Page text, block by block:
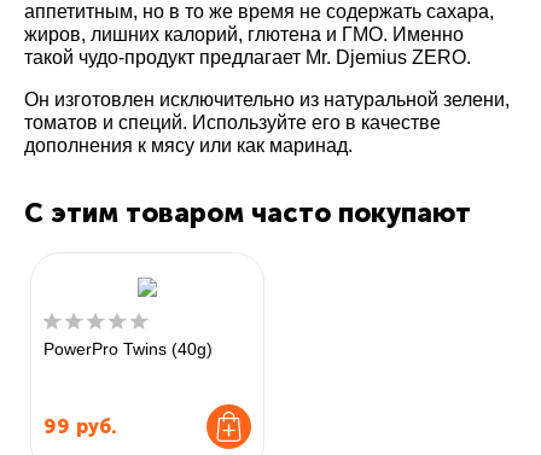
аппетитным, но в то же время не содержать сахара,
жиров, лишних калорий, глютена и ГМО. Именно
такой чудо-продукт предлагает Mr. Djemius ZERO.
Он изготовлен исключительно из натуральной зелени,
томатов и специй. Используйте его в качестве
дополнения к мясу или как маринад.
С этим товаром часто покупают
PowerPro Twins (40g)
99 руб.